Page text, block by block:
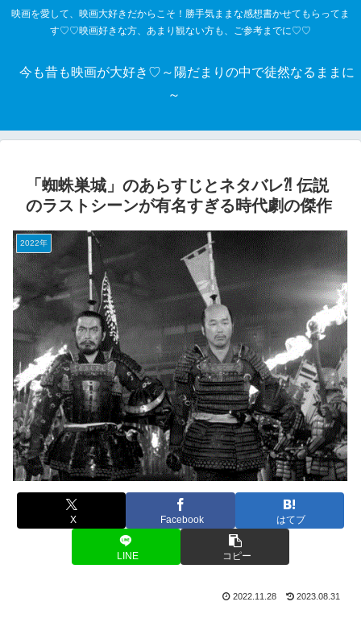
映画を愛して、映画大好きだからこそ！勝手気ままな感想書かせてもらってま
す♡♡映画好きな方、あまり観ない方も、ご参考までに♡♡
今も昔も映画が大好き♡～陽だまりの中で徒然なるままに
～
「蜘蛛巣城」のあらすじとネタバレ⁈ 伝説
のラストシーンが有名すぎる時代劇の傑作
2022年
X Facebook はてブ
LINE コピー
2022.11.28 2023.08.31